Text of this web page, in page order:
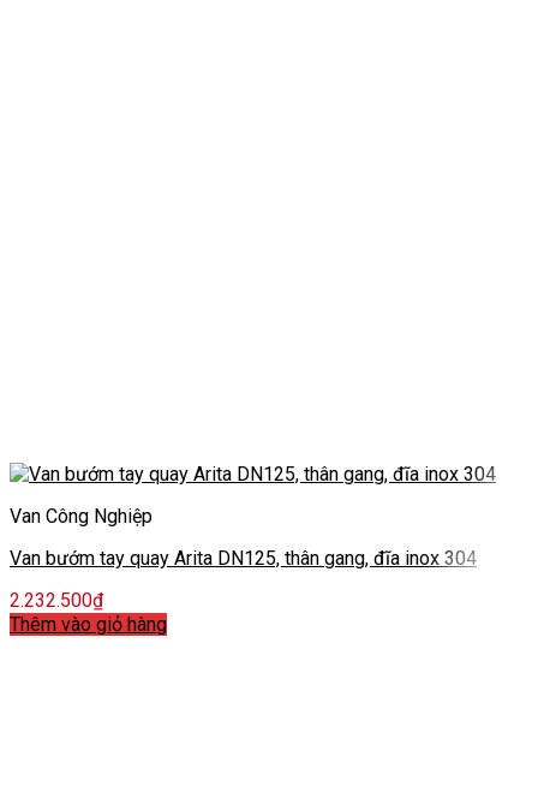
Van Công Nghiệp
Van bướm tay quay Arita DN125, thân gang, đĩa inox 304
2.232.500₫
Thêm vào giỏ hàng